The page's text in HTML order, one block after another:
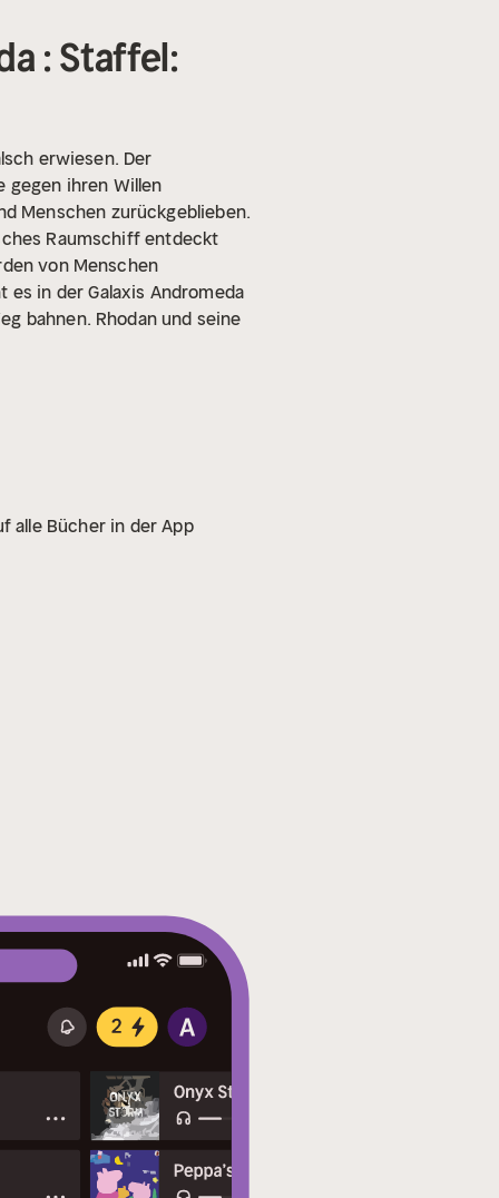
: Staffel:
erwiesen. Der
gegen ihren Willen
Menschen zurückgeblieben.
Raumschiff entdeckt
von Menschen
in der Galaxis Andromeda
bahnen. Rhodan und seine
alle Bücher in der App